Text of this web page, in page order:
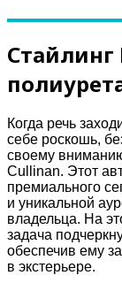
Стайлинг
Когда речь
себе роскошь,
своему
Cullinan. Этот
премиального
и уникальной
владельца. На
задача
обеспечив ему
в экстерьере.